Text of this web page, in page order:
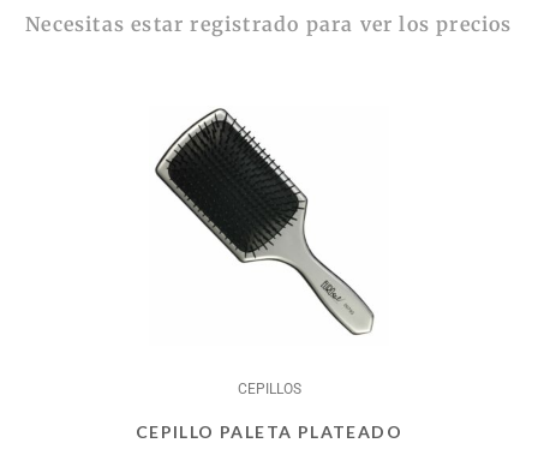
Necesitas estar registrado para ver los precios
CEPILLOS
CEPILLO PALETA PLATEADO